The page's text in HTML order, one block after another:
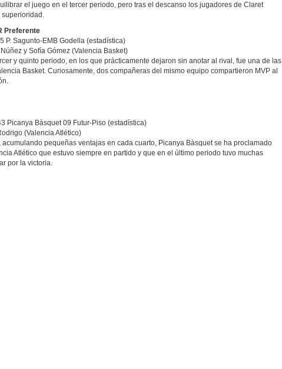
el juego en el tercer periodo, pero tras el descanso los jugadores de Claret
superioridad.
Preferente
P. Sagunto-EMB Godella (estadística)
y Sofía Gómez (Valencia Basket)
y quinto periodo, en los que prácticamente dejaron sin anotar al rival, fue una de las
Basket. Curiosamente, dos compañeras del mismo equipo compartieron MVP al
Picanya Bàsquet 09 Futur-Piso (estadística)
(Valencia Atlético)
acumulando pequeñas ventajas en cada cuarto, Picanya Bàsquet se ha proclamado
Atlético que estuvo siempre en partido y que en el último periodo tuvo muchas
por la victoria.